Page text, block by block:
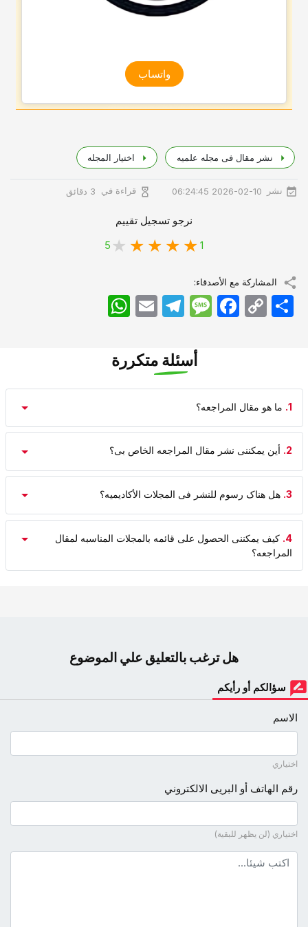
واتساب
نشر مقال فی مجله علمیه اختیار المجله
نشر 2026-02-10 06:24:45 قراءة في 3 دقائق
نرجو تسجيل تقييم
1
5
المشاركة مع الأصدقاء:
WhatsApp Email
TelegramMessageFacebook Copy
Link
اشتراک
أسئلة متكررة
1. ما هو مقال المراجعه؟
2. أین یمکننی نشر مقال المراجعه الخاص بی؟
3. هل هناک رسوم للنشر فی المجلات الأکادیمیه؟
4. کیف یمکننی الحصول على قائمه بالمجلات المناسبه لمقال
المراجعه؟
هل ترغب بالتعليق علي الموضوع
سؤالكم أو رأيكم
الاسم
اختياري
رقم الهاتف أو البريى الالكتروني
اختياري (لن يظهر للبقية)
نص التعليق